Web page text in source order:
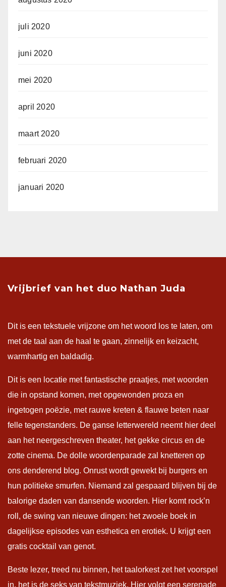
juli 2020
juni 2020
mei 2020
april 2020
maart 2020
februari 2020
januari 2020
Vrijbrief van het duo Nathan Juda
Dit is een tekstuele vrijzone om het woord los te laten, om
met de taal aan de haal te gaan, zinnelijk en keizacht,
warmhartig en baldadig.
Dit is een locatie met fantastische praatjes, met woorden
die in opstand komen, met opgewonden proza en
ingetogen poëzie, met rauwe kreten & flauwe beten naar
felle tegenstanders. De ganse letterwereld neemt hier deel
aan het neergeschreven theater, het gekke circus en de
zotte cinema. De dolle woordenparade zal knetteren op
ons denderend blog. Onrust wordt gewekt bij burgers en
hun politieke smurfen. Niemand zal gespaard blijven bij de
balorige daden van dansende woorden. Hier komt rock’n
roll, de swing van nieuwe dingen: het zwoele boek in
dagelijkse episodes van esthetica en erotiek. U krijgt een
gratis cocktail van genot.
Beste lezer, treed nu binnen, het taalorkest zet het voorspel
in, het is de seks van tekstmuziek. Hier volgt een serenade